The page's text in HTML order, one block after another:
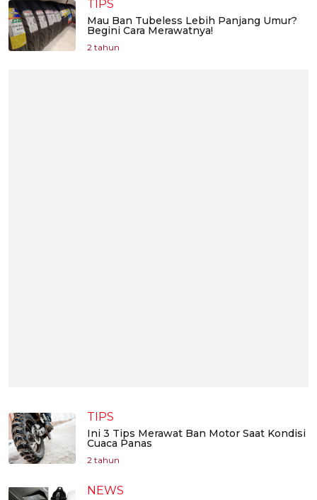
TIPS
Mau Ban Tubeless Lebih Panjang Umur?
Begini Cara Merawatnya!
2 tahun
TIPS
Ini 3 Tips Merawat Ban Motor Saat Kondisi
Cuaca Panas
2 tahun
NEWS